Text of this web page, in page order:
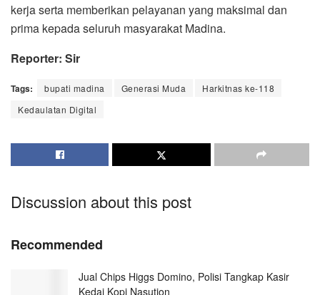
kerja serta memberikan pelayanan yang maksimal dan
prima kepada seluruh masyarakat Madina.
Reporter: Sir
Tags: bupati madina Generasi Muda
Harkitnas ke-118
Kedaulatan Digital
Discussion about this post
Recommended
Jual Chips Higgs Domino, Polisi Tangkap Kasir
Kedai Kopi Nasution